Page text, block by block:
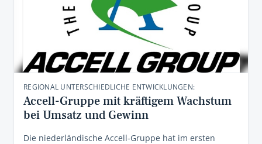
REGIONAL UNTERSCHIEDLICHE ENTWICKLUNGEN:
Accell-Gruppe mit kräftigem Wachstum
bei Umsatz und Gewinn
Die niederländische Accell-Gruppe hat im ersten